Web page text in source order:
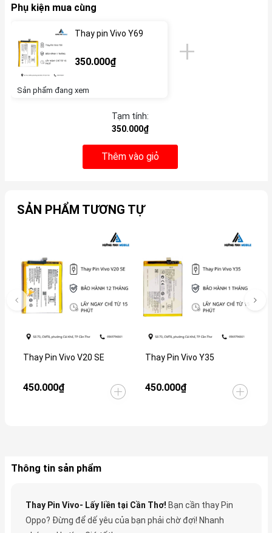
Phụ kiện mua cùng
Thay pin Vivo Y69
350.000₫
Sản phẩm đang xem
Tạm tính:
350.000₫
Thêm vào giỏ
SẢN PHẨM TƯƠNG TỰ
Thay Pin Vivo V20 SE
450.000₫
Thay Pin Vivo Y35
450.000₫
Thông tin sản phẩm
Thay Pin Vivo- Lấy liền tại Cần Thơ! Bạn cần thay Pin
Oppo? Đừng để dế yêu của bạn phải chờ đợi! Nhanh